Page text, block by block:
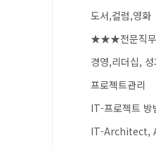
도서,컬럼,영화
★★★전문직
경영,리더십,
프로젝트관리
IT-프로젝트 방
IT-Architect,